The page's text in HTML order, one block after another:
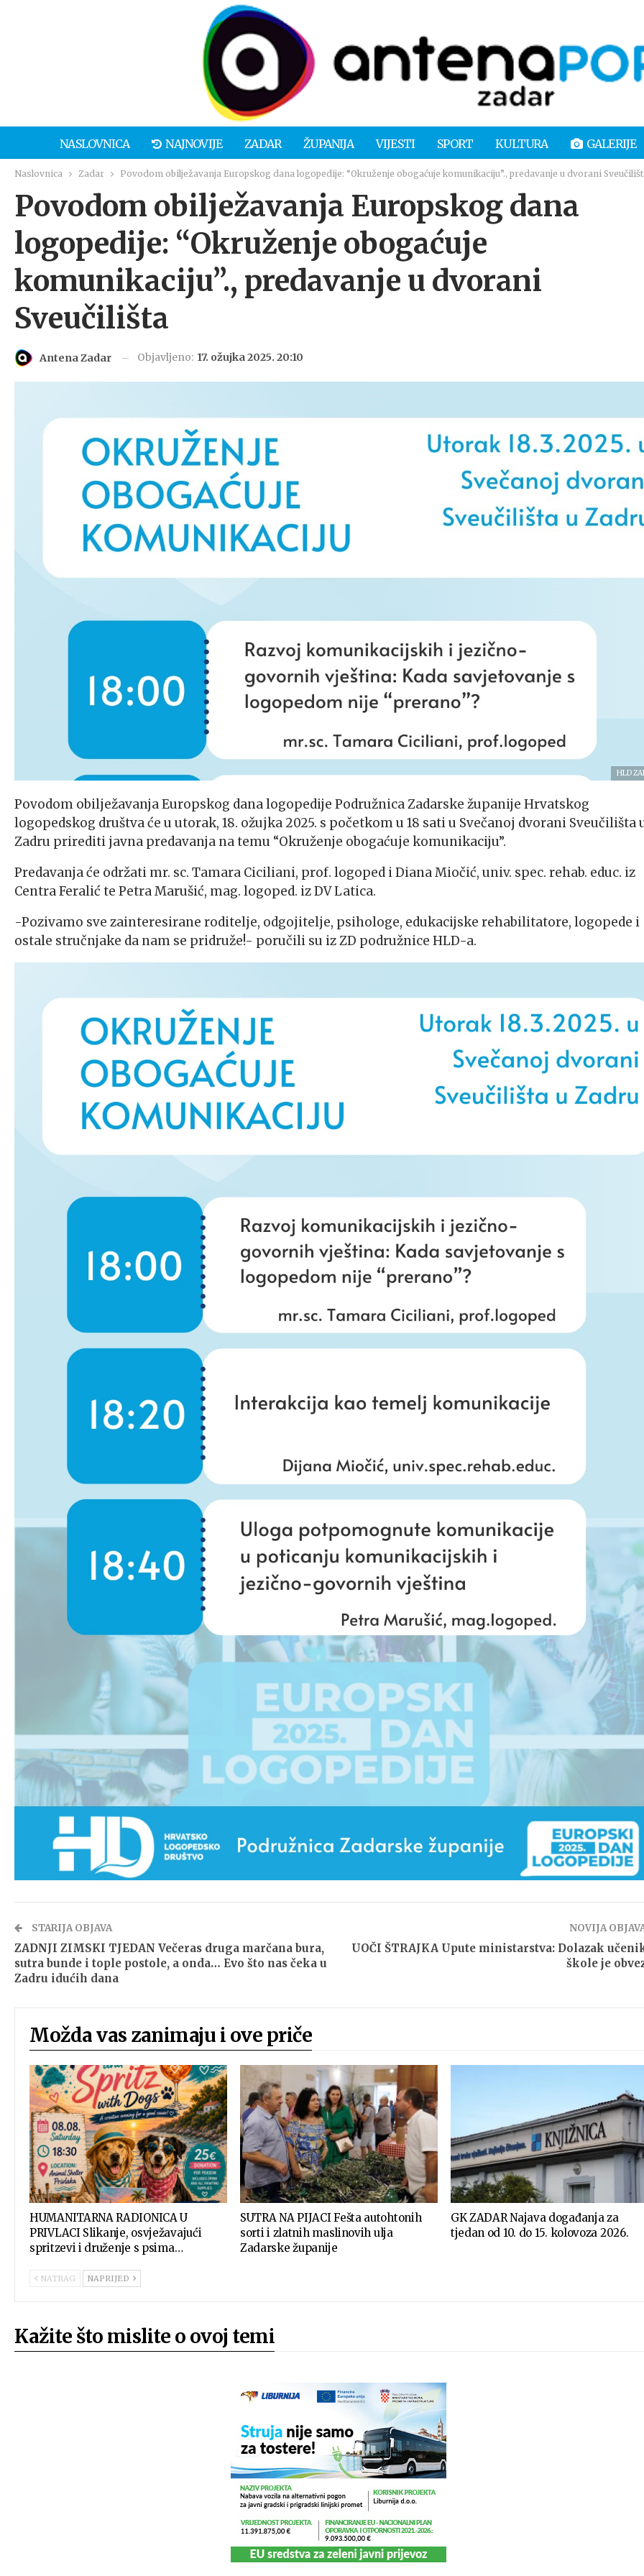
NASLOVNICA NAJNOVIJE ZADAR ŽUPANIJA VIJESTI SPORT KULTURA GALERIJE
Naslovnica Zadar Povodom obilježavanja Europskog dana logopedije: “Okruženje obogaćuje komunikaciju”., predavanje u dvorani
Povodom obilježavanja Europskog dana
logopedije: “Okruženje obogaćuje
komunikaciju”., predavanje u dvorani
Sveučilišta
Antena Zadar Objavljeno: 17. ožujka 2025. 20:10
HLD
Povodom obilježavanja Europskog dana logopedije Podružnica Zadarske županije Hrvatskog
logopedskog društva će u utorak, 18. ožujka 2025. s početkom u 18 sati u Svečanoj dvorani Sveučilišta
Zadru prirediti javna predavanja na temu “Okruženje obogaćuje komunikaciju”.
Predavanja će održati mr. sc. Tamara Ciciliani, prof. logoped i Diana Miočić, univ. spec. rehab. educ. iz
Centra Feralić te Petra Marušić, mag. logoped. iz DV Latica.
-Pozivamo sve zainteresirane roditelje, odgojitelje, psihologe, edukacijske rehabilitatore, logopede i
ostale stručnjake da nam se pridruže!- poručili su iz ZD podružnice HLD-a.
STARIJA OBJAVA
ZADNJI ZIMSKI TJEDAN Večeras druga marčana bura,
sutra bunde i tople postole, a onda… Evo što nas čeka u
Zadru idućih dana
NOVIJA
UOČI ŠTRAJKA Upute ministarstva: Dolazak
škole je
Možda vas zanimaju i ove priče
HUMANITARNA RADIONICA U
PRIVLACI Slikanje, osvježavajući
spritzevi i druženje s psima…
SUTRA NA PIJACI Fešta autohtonih
sorti i zlatnih maslinovih ulja
Zadarske županije
GK ZADAR Najava događanja za
tjedan od 10. do 15. kolovoza 2026.
NATRAG NAPRIJED
Kažite što mislite o ovoj temi